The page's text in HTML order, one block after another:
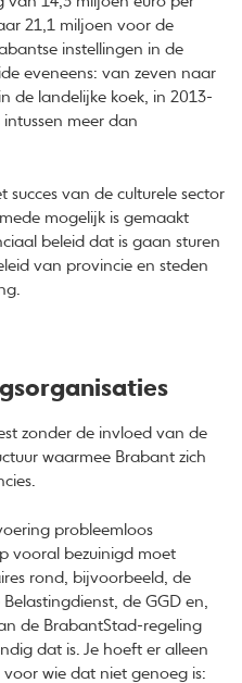
21,1 miljoen voor de
instellingen in de
eveneens: van zeven naar
de landelijke koek, in 2013-
meer dan
succes van de culturele sector
mogelijk is gemaakt
beleid dat is gaan sturen
van provincie en steden
zonder de invloed van de
waarmee Brabant zich
probleemloos
vooral bezuinigd moet
rond, bijvoorbeeld, de
de GGD en,
de BrabantStad-regeling
dat is. Je hoeft er alleen
wie dat niet genoeg is: